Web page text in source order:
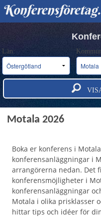
HITTA KONFERENS
BOKA KONFERENS
OM OSS
ANNONSERA
Län:
Konferens och
Motala 2026
Boka er konferens i
konferensanläggningar i
arrangörerna nedan. Det
konferensmöjligheter i
konferensanläggningar
Motala i olika prisklasser
hittar tips och idéer för